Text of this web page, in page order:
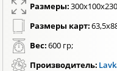
Размеры:
Размеры карт:
Вес:600 гр;
Производитель: